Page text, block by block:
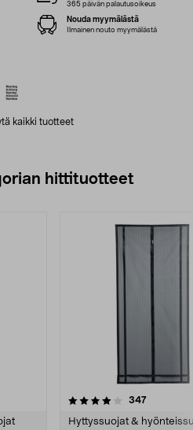
kaikki tuotteet
365 päivän palautusoikeus
Nouda myymälästä
Ilmainen nouto myymälästä
hittituotteet
347arvostelut
Hyttyssuojat &
4.0 viidestä